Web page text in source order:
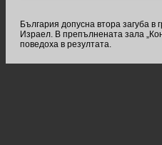
България допусна втора загуба
Израел. В препълнената зала
поведоха в резултата.